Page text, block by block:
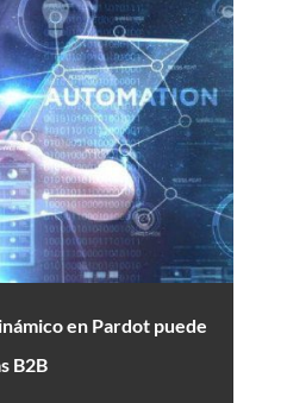
en Pardot puede
B2B